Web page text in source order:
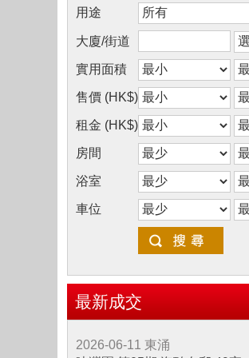
用途
大廈/街道
實用面積
售價 (HK$)
租金 (HK$)
房間
浴室
車位
最新成交
2026-06-11 東涌